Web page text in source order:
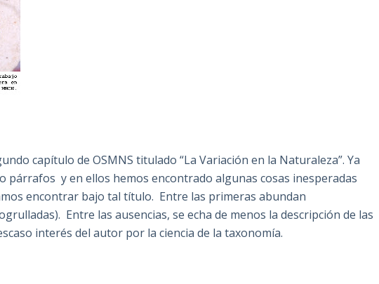
capítulo de OSMNS titulado “La Variación en la Naturaleza”. Ya
párrafos y en ellos hemos encontrado algunas cosas inesperadas
encontrar bajo tal título. Entre las primeras abundan
Entre las ausencias, se echa de menos la descripción de las
interés del autor por la ciencia de la taxonomía.